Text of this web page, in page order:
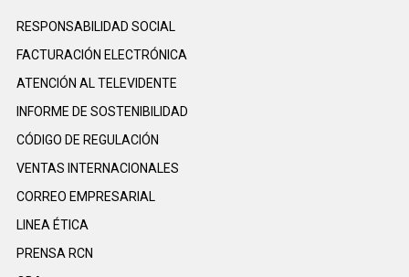
RESPONSABILIDAD SOCIAL
FACTURACIÓN ELECTRÓNICA
ATENCIÓN AL TELEVIDENTE
INFORME DE SOSTENIBILIDAD
CÓDIGO DE REGULACIÓN
VENTAS INTERNACIONALES
CORREO EMPRESARIAL
LINEA ÉTICA
PRENSA RCN